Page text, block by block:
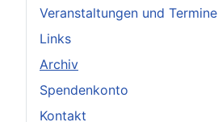
Veranstaltungen und Termine
Links
Archiv
Spendenkonto
Kontakt